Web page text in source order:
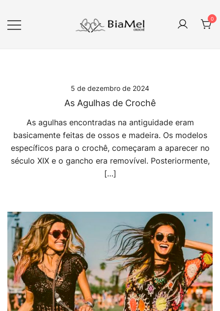
para
conteúdo
0
5 de dezembro de 2024
As Agulhas de Crochê
As agulhas encontradas na antiguidade eram
basicamente feitas de ossos e madeira. Os modelos
específicos para o crochê, começaram a aparecer no
século XIX e o gancho era removível. Posteriormente,
[…]